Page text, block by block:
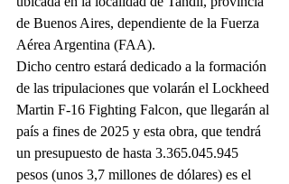
de Buenos Aires, dependiente de la Fuerza
Aérea Argentina (FAA).
Dicho centro estará dedicado a la formación
de las tripulaciones que volarán el Lockheed
Martin F-16 Fighting Falcon, que llegarán al
país a fines de 2025 y esta obra, que tendrá
un presupuesto de hasta 3.365.045.945
pesos (unos 3,7 millones de dólares) es el